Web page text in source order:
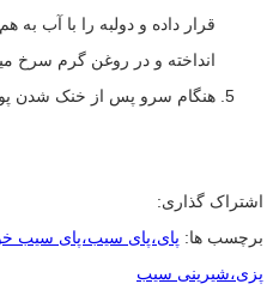
قرار داده و دولبه را با آب
انداخته و در روغن گرم سرخ
هنگام سرو پس از خنک شدن
اشتراک گذاری:
برچسب ها: پای،پای سیب،پای سیب
پزی،شیرینی سیب